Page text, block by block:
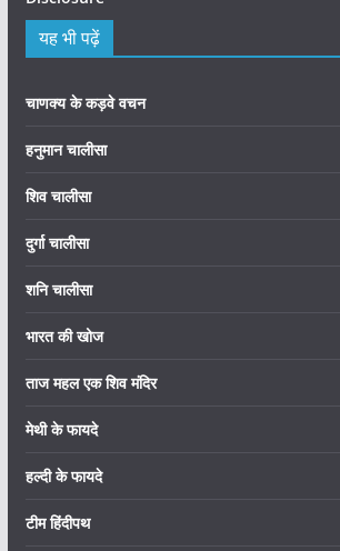
यह भी पढ़ें
चाणक्य के कड़वे वचन
हनुमान चालीसा
शिव चालीसा
दुर्गा चालीसा
शनि चालीसा
भारत की खोज
ताज महल एक शिव मंदिर
मेथी के फायदे
हल्दी के फायदे
टीम हिंदीपथ